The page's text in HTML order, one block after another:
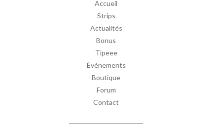
Accueil
Strips
Actualités
Bonus
Tipeee
Événements
Boutique
Forum
Contact